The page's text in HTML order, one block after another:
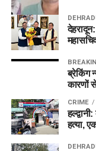
देहरादून:
ब्रेकिंग
कारणों
CRIME
हत्या,